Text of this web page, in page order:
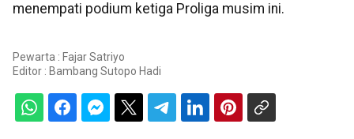
menempati podium ketiga Proliga musim ini.
Pewarta : Fajar Satriyo
Editor : Bambang Sutopo Hadi